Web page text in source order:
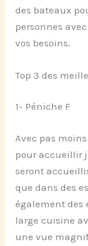
des bateaux
personnes
vos besoins.
Top 3 des
1- Péniche F
Avec pas
pour accueillir
seront
que dans des
également des
large cuisine
une vue